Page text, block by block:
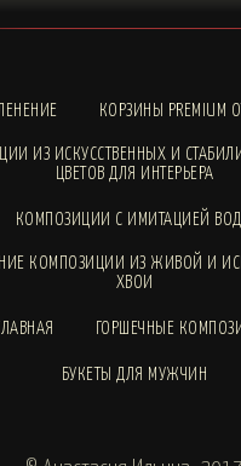
КОРЗИНЫ PREMIUM
ИЗ ИСКУССТВЕННЫХ И
ЦВЕТОВ ДЛЯ ИНТЕРЬЕРА
КОМПОЗИЦИИ С ИМИТАЦИЕЙ
КОМПОЗИЦИИ ИЗ ЖИВОЙ И
ХВОИ
ГЛАВНАЯ ГОРШЕЧНЫЕ
БУКЕТЫ ДЛЯ МУЖЧИН